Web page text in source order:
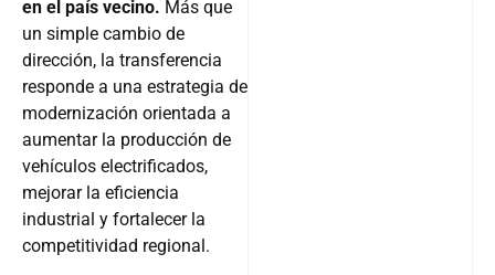
en el país vecino. Más que
un simple cambio de
dirección, la transferencia
responde a una estrategia de
modernización orientada a
aumentar la producción de
vehículos electrificados,
mejorar la eficiencia
industrial y fortalecer la
competitividad regional.